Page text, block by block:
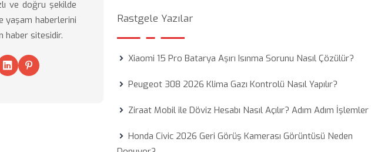
ve doğru şekilde
yaşam haberlerini
haber sitesidir.
Rastgele Yazılar
Xiaomi 15 Pro Batarya Aşırı Isınma Sorunu Nasıl Çözülür?
Peugeot 308 2026 Klima Gazı Kontrolü Nasıl Yapılır?
Ziraat Mobil ile Döviz Hesabı Nasıl Açılır? Adım Adım İşlemler
Honda Civic 2026 Geri Görüş Kamerası Görüntüsü Neden